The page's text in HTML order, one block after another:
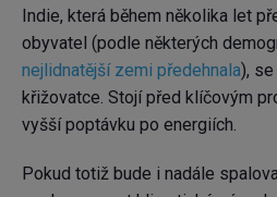
Indie, která během několika let
obyvatel (podle některých
nejlidnatější zemi předehnala),
křižovatce. Stojí před klíčovým
vyšší poptávku po energiích.
Pokud totiž bude i nadále